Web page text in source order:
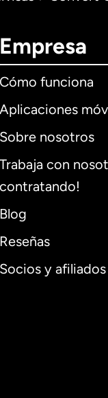
Empresa
Cómo funciona
Aplicaciones
Sobre nosotros
Trabaja con
contratando!
Blog
Reseñas
Socios y afiliados